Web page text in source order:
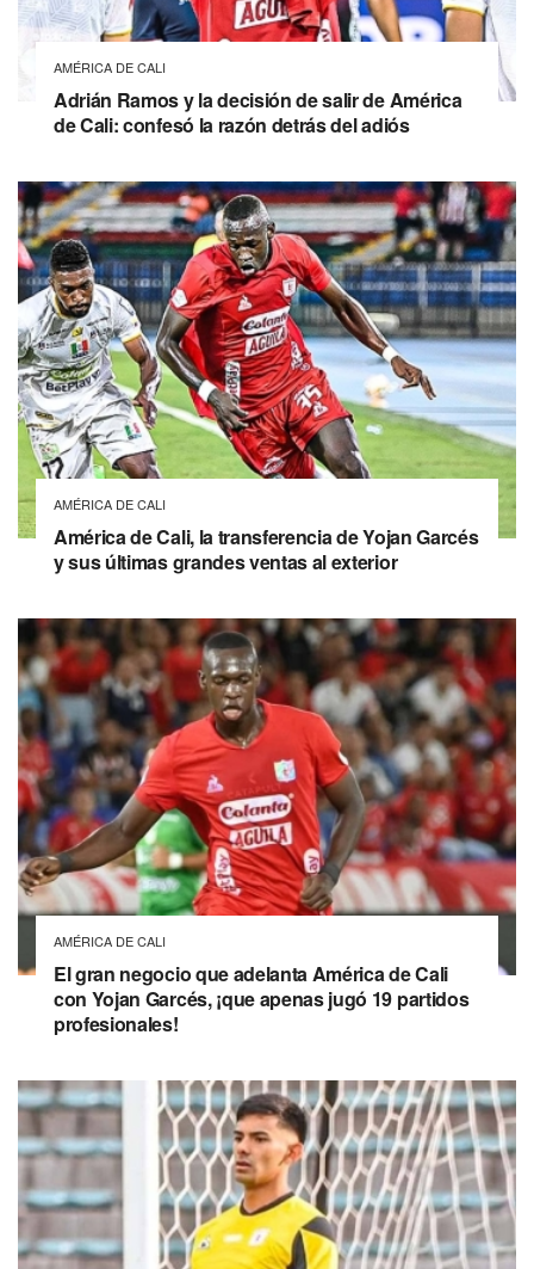
AMÉRICA DE CALI
Adrián Ramos y la decisión de salir de América
de Cali: confesó la razón detrás del adiós
AMÉRICA DE CALI
América de Cali, la transferencia de Yojan Garcés
y sus últimas grandes ventas al exterior
AMÉRICA DE CALI
El gran negocio que adelanta América de Cali
con Yojan Garcés, ¡que apenas jugó 19 partidos
profesionales!